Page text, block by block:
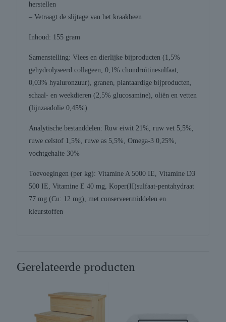
herstellen
– Vetraagt de slijtage van het kraakbeen
Inhoud: 155 gram
Samenstelling: Vlees en dierlijke bijproducten (1,5%
gehydrolyseerd collageen, 0,1% chondroïtinesulfaat,
0,03% hyaluronzuur), granen, plantaardige bijproducten,
schaal- en weekdieren (2,5% glucosamine), oliën en vetten
(lijnzaadolie 0,45%)
Analytische bestanddelen: Ruw eiwit 21%, ruw vet 5,5%,
ruwe celstof 1,5%, ruwe as 5,5%, Omega-3 0,25%,
vochtgehalte 30%
Toevoegingen (per kg): Vitamine A 5000 IE, Vitamine D3
500 IE, Vitamine E 40 mg, Koper(II)sulfaat-pentahydraat
77 mg (Cu: 12 mg), met conserveermiddelen en
kleurstoffen
Gerelateerde producten